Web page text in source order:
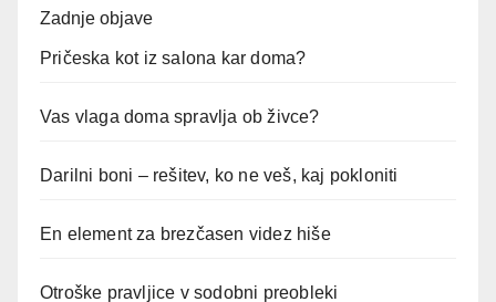
Zadnje objave
Pričeska kot iz salona kar doma?
Vas vlaga doma spravlja ob živce?
Darilni boni – rešitev, ko ne veš, kaj pokloniti
En element za brezčasen videz hiše
Otroške pravljice v sodobni preobleki